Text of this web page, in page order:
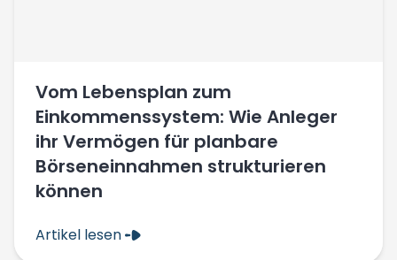
Vom Lebensplan zum
Einkommenssystem: Wie Anleger
ihr Vermögen für planbare
Börseneinnahmen strukturieren
können
Artikel lesen